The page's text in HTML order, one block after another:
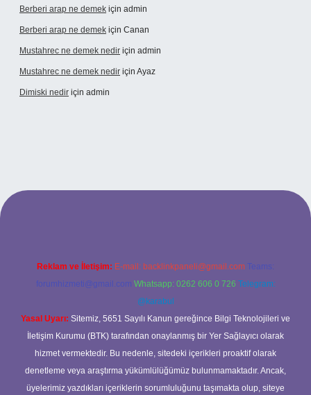
Berberi arap ne demek için admin
Berberi arap ne demek için Canan
Mustahrec ne demek nedir için admin
Mustahrec ne demek nedir için Ayaz
Dimiski nedir için admin
güncel adresi
Reklam ve İletişim: E-mail: backlinkpaneli@gmail.com Teams:
forumhizmeti@gmail.com Whatsapp: 0262 606 0 726 Telegram:
@karabul
Yasal Uyarı: Sitemiz, 5651 Sayılı Kanun gereğince Bilgi Teknolojileri ve
İletişim Kurumu (BTK) tarafından onaylanmış bir Yer Sağlayıcı olarak
hizmet vermektedir. Bu nedenle, sitedeki içerikleri proaktif olarak
denetleme veya araştırma yükümlülüğümüz bulunmamaktadır. Ancak,
üyelerimiz yazdıkları içeriklerin sorumluluğunu taşımakta olup, siteye